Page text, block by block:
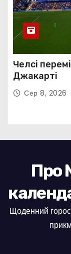
Челсі
Джакарті
Сер 8, 2026
Про
Щоденний